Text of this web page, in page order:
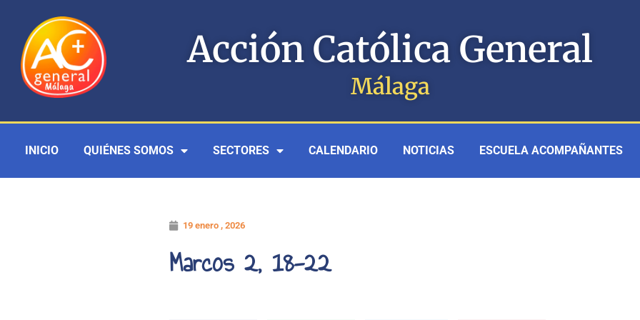
contenido
Acción Católica General
Málaga
INICIO QUIÉNES SOMOS SECTORES CALENDARIO NOTICIAS ESCUELA ACOMPAÑANTES
19 enero , 2026
Marcos 2, 18-22